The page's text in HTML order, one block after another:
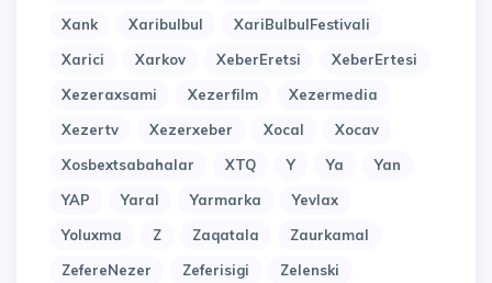
Xank
Xaribulbul
XariBulbulFestivali
Xarici
Xarkov XeberEretsi
XeberErtesi
Xezeraxsami
Xezerfilm
Xezermedia
Xezertv
Xezerxeber Xocal
Xocav
Xosbextsabahalar
XTQ Y Ya
Yan
YAP
Yaral Yarmarka
Yevlax
Yoluxma
Z Zaqatala
Zaurkamal
ZefereNezer
Zeferisigi Zelenski